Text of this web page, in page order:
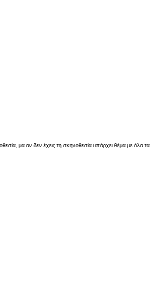
μα αν δεν έχεις τη σκηνοθεσία υπάρχει θέμα με όλα τα